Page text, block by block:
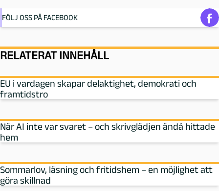
FÖLJ OSS PÅ FACEBOOK
RELATERAT INNEHÅLL
EU i vardagen skapar delaktighet, demokrati och
framtidstro
När AI inte var svaret – och skrivglädjen ändå hittade
hem
Sommarlov, läsning och fritidshem – en möjlighet att
göra skillnad